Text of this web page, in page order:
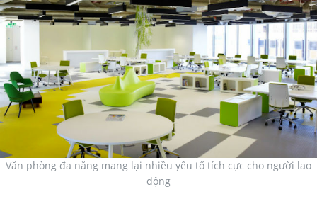
Văn phòng đa năng mang lại nhiều yếu tố tích cực cho người lao
động